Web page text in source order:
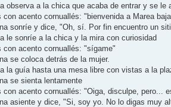
observa a la chica que acaba de entrar y se le
con acento cornuallés: "bienvenida a Marea
sonríe y dice, "Oh, sí. Por fin encuentro un
le sonríe a la chica y la mira con curiosidad
con acento cornuallés: "sígame"
se coloca detrás de la mujer.
la guía hasta una mesa libre con vistas a la
se sienta lentamente
con acento cornuallés: "Oiga, disculpe, pero...
asiente y dice, "Si, soy yo. No lo digas muy